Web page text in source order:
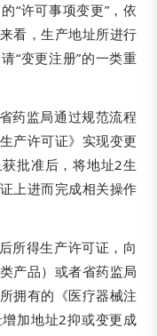
“许可事项变更”，依
看，生产地址所进行
“变更注册”的一类重
药监局通过规范流程
产许可证》实现变更
批准后，将地址2生
上进而完成相关操作
所得生产许可证，向
产品）或者省药监局
拥有的《医疗器械注
加地址2抑或变更成